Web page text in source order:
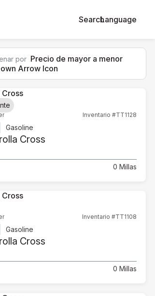
SearchLanguage
por Precio de mayor a menor
Arrow Icon
Inventario #TT1128
Gasoline
Cross
0 Millas
Inventario #TT1108
Gasoline
Cross
0 Millas